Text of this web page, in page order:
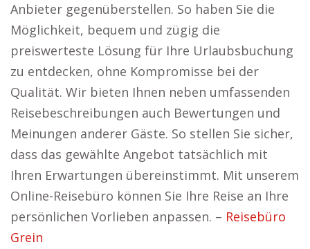
Anbieter gegenüberstellen. So haben Sie die
Möglichkeit, bequem und zügig die
preiswerteste Lösung für Ihre Urlaubsbuchung
zu entdecken, ohne Kompromisse bei der
Qualität. Wir bieten Ihnen neben umfassenden
Reisebeschreibungen auch Bewertungen und
Meinungen anderer Gäste. So stellen Sie sicher,
dass das gewählte Angebot tatsächlich mit
Ihren Erwartungen übereinstimmt. Mit unserem
Online-Reisebüro können Sie Ihre Reise an Ihre
persönlichen Vorlieben anpassen. – Reisebüro
Grein